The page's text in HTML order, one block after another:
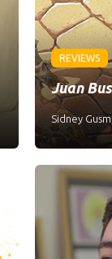
REVIEWS
Juan
Sidney